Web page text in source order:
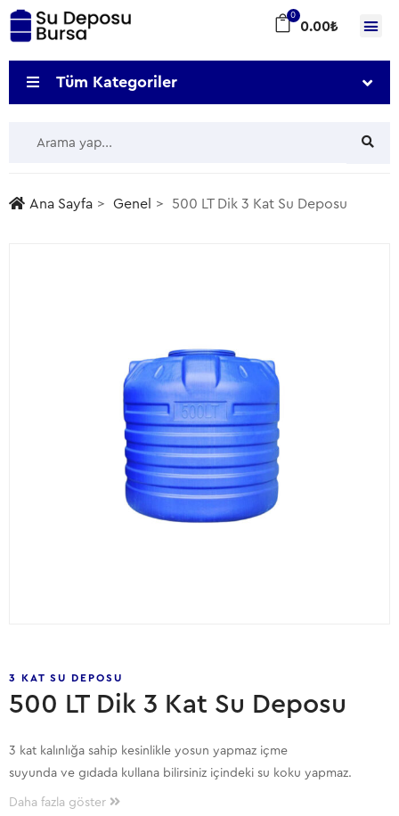
0
0.00₺
Tüm Kategoriler
Ana Sayfa Genel 500 LT Dik 3 Kat Su Deposu
3 KAT SU DEPOSU
500 LT Dik 3 Kat Su Deposu
3 kat kalınlığa sahip kesinlikle yosun yapmaz içme
suyunda ve gıdada kullana bilirsiniz içindeki su koku yapmaz.
500 Litre Hacme sahiptir.
Daha fazla göster